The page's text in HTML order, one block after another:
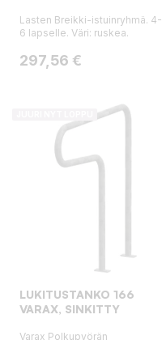
Lasten Breikki-istuinryhmä. 4-
6 lapselle. Väri: ruskea.
Hinta
297,56 €
LUKITUSTANKO 166
VARAX, SINKITTY
Varax Polkupyörän